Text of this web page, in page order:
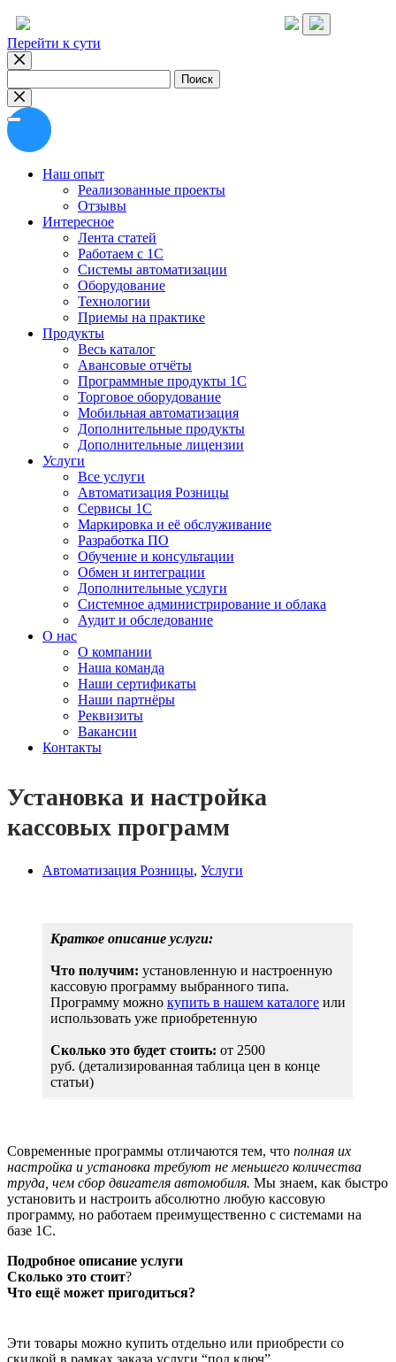
Перейти к сути
Наш опыт
Реализованные проекты
Отзывы
Интересное
Лента статей
Работаем с 1С
Системы автоматизации
Оборудование
Технологии
Приемы на практике
Продукты
Весь каталог
Авансовые отчёты
Программные продукты 1С
Торговое оборудование
Мобильная автоматизация
Дополнительные продукты
Дополнительные лицензии
Услуги
Все услуги
Автоматизация Розницы
Сервисы 1С
Маркировка и её обслуживание
Разработка ПО
Обучение и консультации
Обмен и интеграции
Дополнительные услуги
Системное администрирование и облака
Аудит и обследование
О нас
О компании
Наша команда
Наши сертификаты
Наши партнёры
Реквизиты
Вакансии
Контакты
Установка и настройка
кассовых программ
Автоматизация Розницы, Услуги
Краткое описание услуги:
Что получим: установленную и настроенную
кассовую программу выбранного типа.
Программу можно купить в нашем каталоге или
использовать уже приобретенную
Сколько это будет стоить: от 2500
руб. (детализированная таблица цен в конце
статьи)
Современные программы отличаются тем, что полная их
настройка и установка требуют не меньшего количества
труда, чем сбор двигателя автомобиля. Мы знаем, как быстро
установить и настроить абсолютно любую кассовую
программу, но работаем преимущественно с системами на
базе 1С.
Подробное описание услуги
Сколько это стоит?
Что ещё может пригодиться?
Эти товары можно купить отдельно или приобрести со